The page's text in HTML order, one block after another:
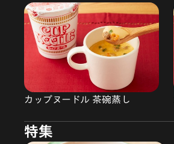
カップヌードル 茶碗蒸し
特集